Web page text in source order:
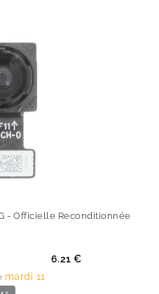
- Officielle Reconditionnée
6.21 €
mardi 11